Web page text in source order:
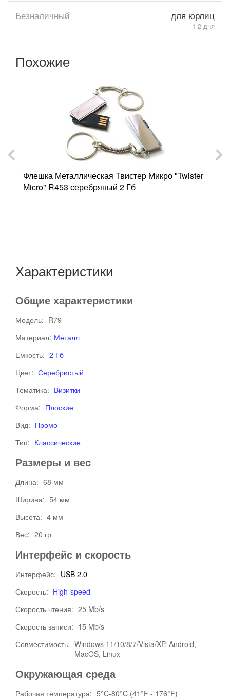
Безналичный для юрлиц
1-2 дня
Похожие
Флешка Металлическая Твистер Микро "Twister
Micro" R453 серебряный 2 Гб
Характеристики
Общие характеристики
Модель: R79
Материал: Металл
Емкость: 2 Гб
Цвет: Серебристый
Тематика: Визитки
Форма: Плоские
Вид: Промо
Тип: Классические
Размеры и вес
Длина: 68 мм
Ширина: 54 мм
Высота: 4 мм
Вес: 20 гр
Интерфейс и скорость
Интерфейс: USB 2.0
Скорость: High-speed
Скорость чтения: 25 Mb/s
Скорость записи: 15 Mb/s
Совместимость: Windows 11/10/8/7/Vista/XP, Android,
MacOS, Linux
Окружающая среда
Рабочая температура: 5°C-80°C (41°F - 176°F)